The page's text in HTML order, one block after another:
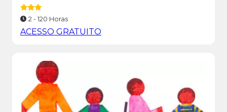
2 - 120 Horas
ACESSO GRATUITO